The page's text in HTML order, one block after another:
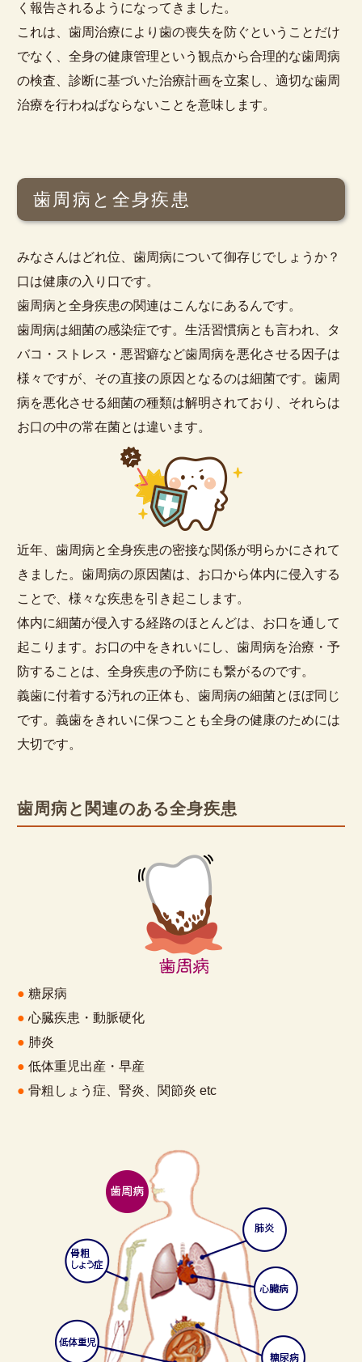
く報告されるようになってきました。
これは、歯周治療により歯の喪失を防ぐということだけ
でなく、全身の健康管理という観点から合理的な歯周病
の検査、診断に基づいた治療計画を立案し、適切な歯周
治療を行わねばならないことを意味します。
歯周病と全身疾患
みなさんはどれ位、歯周病について御存じでしょうか？
口は健康の入り口です。
歯周病と全身疾患の関連はこんなにあるんです。
歯周病は細菌の感染症です。生活習慣病とも言われ、タ
バコ・ストレス・悪習癖など歯周病を悪化させる因子は
様々ですが、その直接の原因となるのは細菌です。歯周
病を悪化させる細菌の種類は解明されており、それらは
お口の中の常在菌とは違います。
近年、歯周病と全身疾患の密接な関係が明らかにされて
きました。歯周病の原因菌は、お口から体内に侵入する
ことで、様々な疾患を引き起こします。
体内に細菌が侵入する経路のほとんどは、お口を通して
起こります。お口の中をきれいにし、歯周病を治療・予
防することは、全身疾患の予防にも繋がるのです。
義歯に付着する汚れの正体も、歯周病の細菌とほぼ同じ
です。義歯をきれいに保つことも全身の健康のためには
大切です。
歯周病と関連のある全身疾患
●糖尿病
●心臓疾患・動脈硬化
● 肺炎
●低体重児出産・早産
●骨粗しょう症、腎炎、関節炎 etc